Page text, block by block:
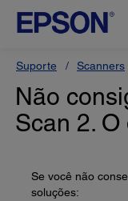
Suporte Scanners
Não
Scan 2.
Se você não
soluções: